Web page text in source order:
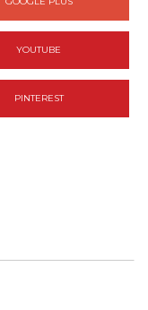
YOUTUBE
PINTEREST